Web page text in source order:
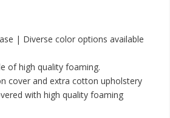
| Diverse color options available
of high quality foaming.
cover and extra cotton upholstery
with high quality foaming